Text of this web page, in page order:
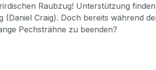
Raubzug! Unterstützung
Craig). Doch bereits während
Pechsträhne zu beenden?